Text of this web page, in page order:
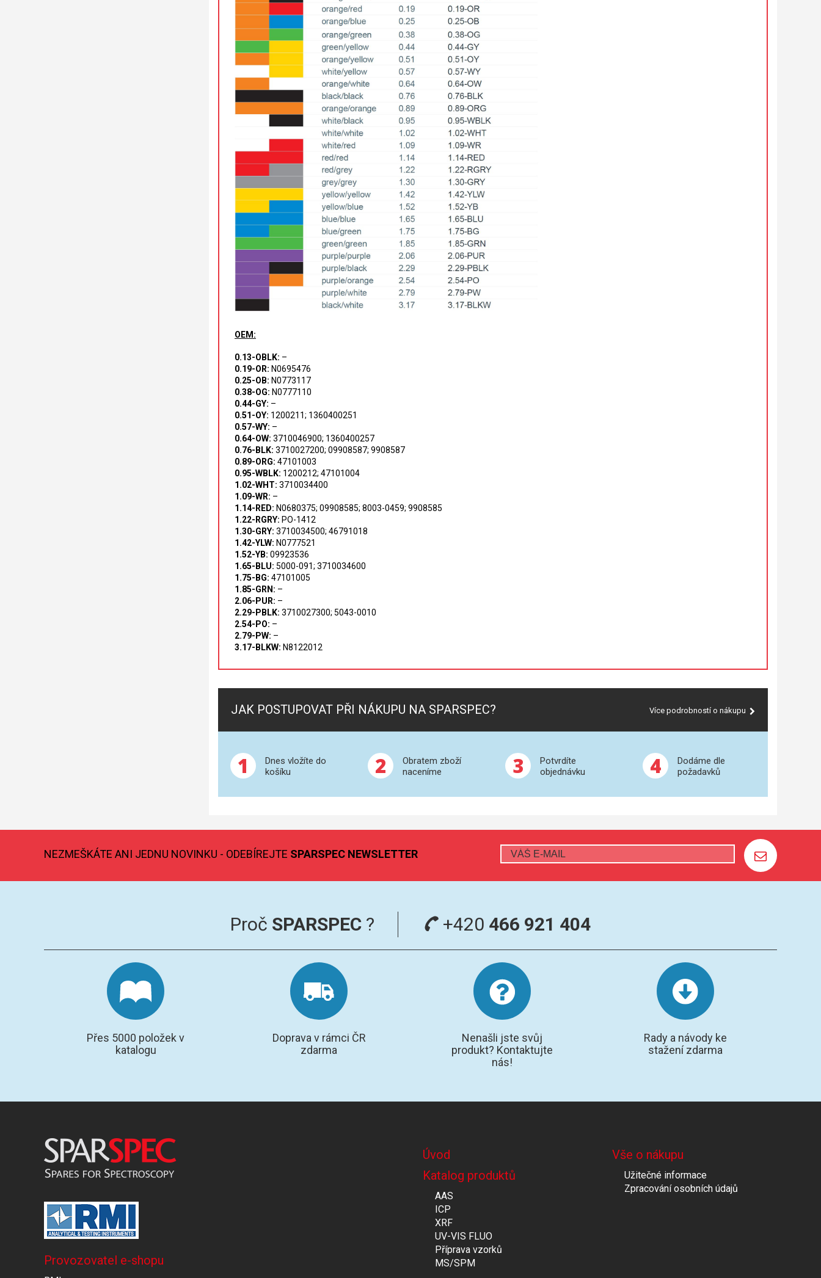
OEM:
0.13-OBLK: –
0.19-OR: N0695476
0.25-OB: N0773117
0.38-OG: N0777110
0.44-GY: –
0.51-OY: 1200211; 1360400251
0.57-WY: –
0.64-OW: 3710046900; 1360400257
0.76-BLK: 3710027200; 09908587; 9908587
0.89-ORG: 47101003
0.95-WBLK: 1200212; 47101004
1.02-WHT: 3710034400
1.09-WR: –
1.14-RED: N0680375; 09908585; 8003-0459; 9908585
1.22-RGRY: PO-1412
1.30-GRY: 3710034500; 46791018
1.42-YLW: N0777521
1.52-YB: 09923536
1.65-BLU: 5000-091; 3710034600
1.75-BG: 47101005
1.85-GRN: –
2.06-PUR: –
2.29-PBLK: 3710027300; 5043-0010
2.54-PO: –
2.79-PW: –
3.17-BLKW: N8122012
JAK POSTUPOVAT PŘI NÁKUPU NA SPARSPEC? Více podrobností o nákupu
1
Dnes vložíte do
košíku
2
Obratem zboží
naceníme
3
Potvrdíte
objednávku
4
Dodáme dle
požadavků
NEZMEŠKÁTE ANI JEDNU NOVINKU - ODEBÍREJTE SPARSPEC NEWSLETTER
Proč SPARSPEC ? +420 466 921 404
Přes 5000 položek v
katalogu
Doprava v rámci ČR
zdarma
Nenašli jste svůj
produkt? Kontaktujte
nás!
Rady a návody ke
stažení zdarma
Provozovatel e-shopu
Úvod
Katalog produktů
AAS
ICP
XRF
UV-VIS FLUO
Příprava vzorků
MS/SPM
Vše o nákupu
Užitečné informace
Zpracování osobních údajů